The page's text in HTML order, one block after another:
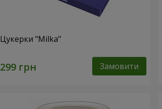
Цукерки "Milka"
Замовити